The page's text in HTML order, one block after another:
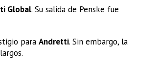
Global. Su salida de Penske fue
para Andretti. Sin embargo, la